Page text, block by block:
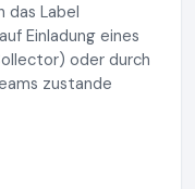
das Label
Einladung eines
oder durch
zustande